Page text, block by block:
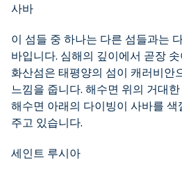
사바
이 섬들 중 하나는 다른 섬들과는
바입니다. 심해의 깊이에서 곧장
화산섬은 태평양의 섬이 캐러비안
느낌을 줍니다. 해수면 위의 거대
해수면 아래의 다이빙이 사바를
주고 있습니다.
세인트 루시아